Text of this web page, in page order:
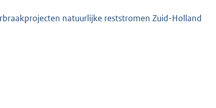
natuurlijke reststromen Zuid-Holland